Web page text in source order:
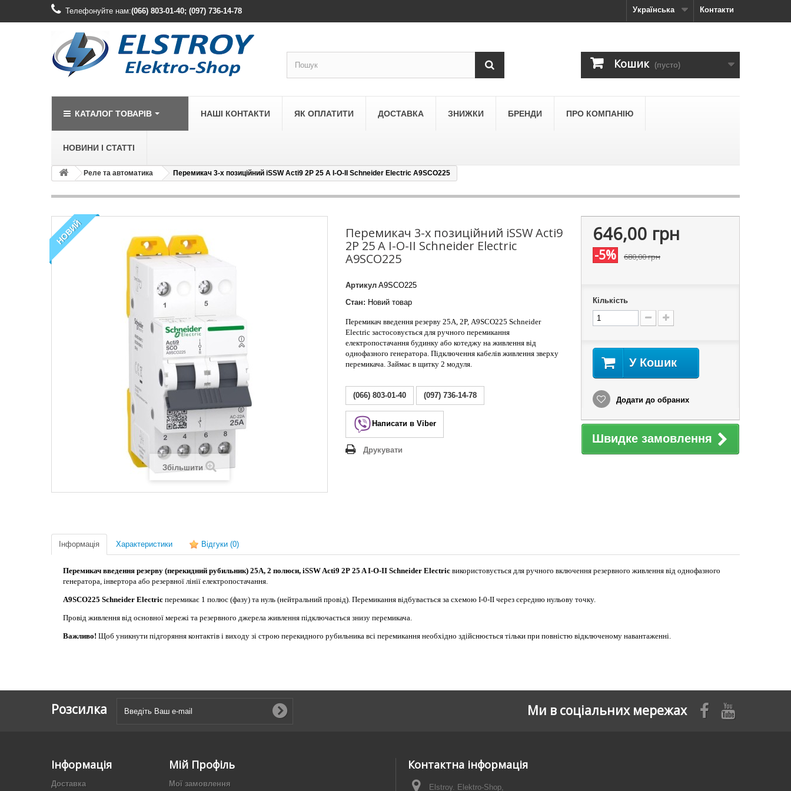
Контакти
Телефонуйте нам:(066) 803-01-40; (097) 736-14-78 Українська
Кошик (пусто)
КАТАЛОГ ТОВАРІВ
LEGRAND
Legrand Forix
Legrand Valena Allure
Legrand Valena Life
LEGRAND
LEZARD
НАШІ КОНТАКТИ ЯК ОПЛАТИТИ ДОСТАВКА ЗНИЖКИ БРЕНДИ ПРО КОМПАНІЮ
НОВИНИ І СТАТТІ
Реле та автоматика Перемикач 3-х позиційний iSSW Acti9 2P 25 A I-O-II Schneider Electric A9SCO225
НОВИЙ
Збільшити
Перемикач 3-х позиційний iSSW Acti9
2P 25 A I-O-II Schneider Electric
A9SCO225
Артикул A9SCO225
Стан: Новий товар
Перемикач введення резерву 25А, 2P, A9SCO225 Schneider
Electric застосовується для ручного перемикання
електропостачання будинку або котеджу на живлення від
однофазного генератора. Підключення кабелів живлення зверху
перемикача. Займає в щитку 2 модуля.
(066) 803-01-40 (097) 736-14-78
Написати в Viber
Друкувати
646,00 грн
-5% 680,00 грн
Кількість
У Кошик
Додати до обраних
Швидке замовлення
Інформація Характеристики Відгуки (0)
Перемикач введення резерву (перекидний рубильник) 25А, 2 полюси, iSSW Acti9 2P 25 A I-O-II Schneider Electric використовується для ручного включення резервного живлення від однофазного
генератора, інвертора або резервної лінії електропостачання.
A9SCO225 Schneider Electric перемикає 1 полюс (фазу) та нуль (нейтральний провід). Перемикання відбувається за схемою I-0-II через середню нульову точку.
Провід живлення від основної мережі та резервного джерела живлення підключається знизу перемикача.
Важливо! Щоб уникнути підгоряння контактів і виходу зі строю перекидного рубильника всі перемикання необхідно здійснюється тільки при повністю відключеному навантаженні.
Розсилка Ми в соціальних мережах
Інформація
Доставка
Мій Профіль
Мої замовлення
Контактна інформація
Elstroy. Elektro-Shop,